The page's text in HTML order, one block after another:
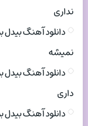
نداری
دانلود آهنگ
نمیشه
دانلود آهنگ
داری
دانلود آهنگ